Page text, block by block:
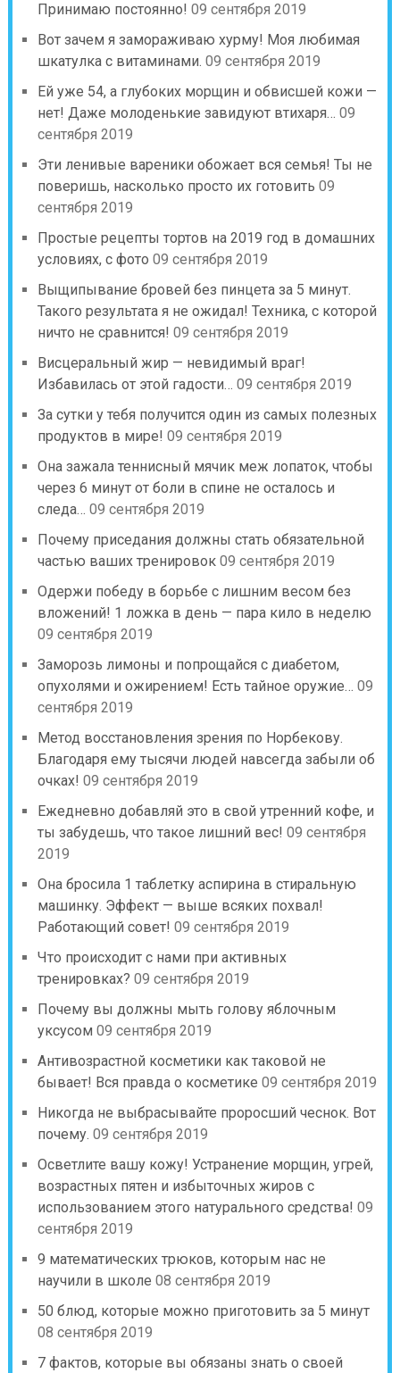
Принимаю постоянно! 09 сентября 2019
Вот зачем я замораживаю хурму! Моя любимая
шкатулка с витаминами. 09 сентября 2019
Ей уже 54, а глубоких морщин и обвисшей кожи —
нет! Даже молоденькие завидуют втихаря… 09
сентября 2019
Эти ленивые вареники обожает вся семья! Ты не
поверишь, насколько просто их готовить 09
сентября 2019
Простые рецепты тортов на 2019 год в домашних
условиях, с фото 09 сентября 2019
Выщипывание бровей без пинцета за 5 минут.
Такого результата я не ожидал! Техника, с которой
ничто не сравнится! 09 сентября 2019
Висцеральный жир — невидимый враг!
Избавилась от этой гадости… 09 сентября 2019
За сутки у тебя получится один из самых полезных
продуктов в мире! 09 сентября 2019
Она зажала теннисный мячик меж лопаток, чтобы
через 6 минут от боли в спине не осталось и
следа… 09 сентября 2019
Почему приседания должны стать обязательной
частью ваших тренировок 09 сентября 2019
Одержи победу в борьбе с лишним весом без
вложений! 1 ложка в день — пара кило в неделю
09 сентября 2019
Заморозь лимоны и попрощайся с диабетом,
опухолями и ожирением! Есть тайное оружие… 09
сентября 2019
Метод восстановления зрения по Норбекову.
Благодаря ему тысячи людей навсегда забыли об
очках! 09 сентября 2019
Ежедневно добавляй это в свой утренний кофе, и
ты забудешь, что такое лишний вес! 09 сентября
2019
Она бросила 1 таблетку аспирина в стиральную
машинку. Эффект — выше всяких похвал!
Работающий совет! 09 сентября 2019
Что происходит с нами при активных
тренировках? 09 сентября 2019
Почему вы должны мыть голову яблочным
уксусом 09 сентября 2019
Антивозрастной косметики как таковой не
бывает! Вся правда о косметике 09 сентября 2019
Никогда не выбрасывайте проросший чеснок. Вот
почему. 09 сентября 2019
Осветлите вашу кожу! Устранение морщин, угрей,
возрастных пятен и избыточных жиров с
использованием этого натурального средства! 09
сентября 2019
9 математических трюков, которым нас не
научили в школе 08 сентября 2019
50 блюд, которые можно приготовить за 5 минут
08 сентября 2019
7 фактов, которые вы обязаны знать о своей